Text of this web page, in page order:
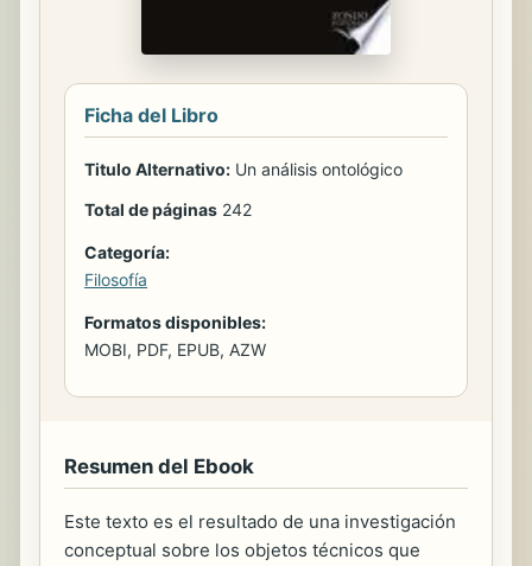
Ficha del Libro
Titulo Alternativo: Un análisis ontológico
Total de páginas 242
Categoría:
Filosofía
Formatos disponibles:
MOBI, PDF, EPUB, AZW
Resumen del Ebook
Este texto es el resultado de una investigación
conceptual sobre los objetos técnicos que